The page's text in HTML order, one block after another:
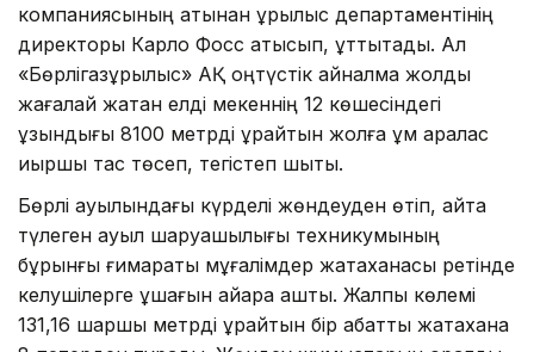
компаниясының атынан құрылыс департаментінің
директоры Карло Фосс қатысып, құттықтады. Ал
«Бөрлігазқұрылыс» АҚ оңтүстік айналма жолды
жағалай жатқан елді мекеннің 12 көшесіндегі
ұзындығы 8100 метрді құрайтын жолға құм аралас
қиыршық тас төсеп, тегістеп шықты.
Бөрлі ауылындағы күрделі жөндеуден өтіп, қайта
түлеген ауыл шаруашылығы техникумының
бұрынғы ғимараты мұғалімдер жатақханасы ретінде
келушілерге құшағын айқара ашты. Жалпы көлемі
131,16 шаршы метрді құрайтын бір қабатты жатақхана